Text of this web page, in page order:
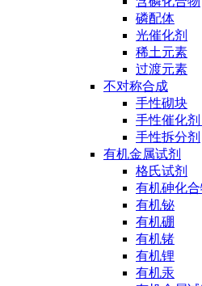
磷配体
光催化剂
稀土元素
过渡元素
不对称合成
手性砌块
手性催化
手性拆分剂
有机金属试剂
格氏试剂
有机砷化合
有机铋
有机硼
有机锗
有机锂
有机汞